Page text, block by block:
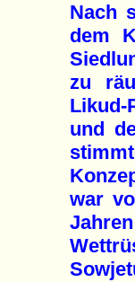
Nach
dem
zu
Likud-
und
war